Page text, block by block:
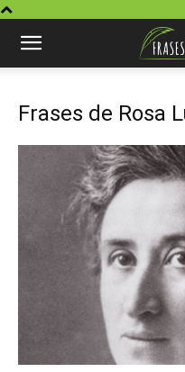
Frases de Rosa